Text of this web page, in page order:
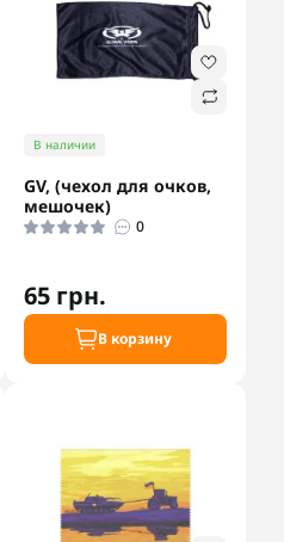
В наличии
GV, (чехол для очков,
мешочек)
0
65 грн.
В корзину